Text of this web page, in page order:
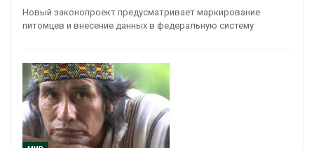
Новый законопроект предусматривает маркирование
питомцев и внесение данных в федеральную систему